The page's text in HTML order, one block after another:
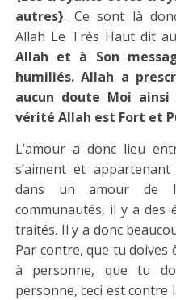
autres}. Ce sont là
Allah Le Très Haut dit
Allah et à Son
humiliés. Allah a
aucun doute Moi ainsi
vérité Allah est Fort et
L’amour a donc lieu
s’aiment et
dans un amour de
communautés, il y a des
traités. Il y a donc
Par contre, que tu doives
à personne, que tu
personne, ceci est contre